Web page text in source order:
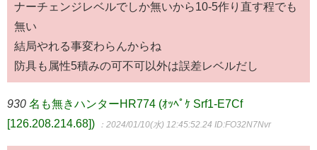
ナーチェンジレベルでしか無いから10-5作り直す程でも
無い
結局やれる事変わらんからね
防具も属性5積みの可不可以外は誤差レベルだし
930 名も無きハンターHR774 (ｵｯﾍﾟｹ Srf1-E7Cf
[126.208.214.68])
：2024/01/10(水) 12:45:52.24 ID:FO32N7Nvr